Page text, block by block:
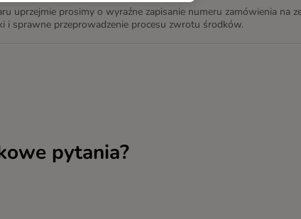
uprzejmie prosimy o wyraźne zapisanie numeru zamówienia na
i sprawne przeprowadzenie procesu zwrotu środków.
pytania?